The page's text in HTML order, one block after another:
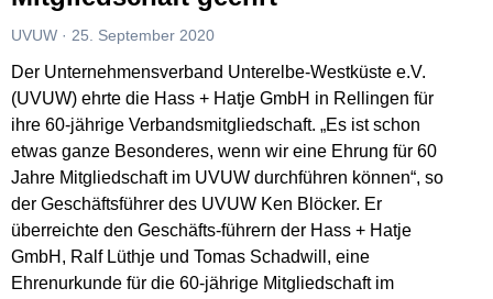
UVUW 25. September 2020
Der Unternehmensverband Unterelbe-Westküste e.V.
(UVUW) ehrte die Hass + Hatje GmbH in Rellingen für
ihre 60-jährige Verbandsmitgliedschaft. „Es ist schon
etwas ganze Besonderes, wenn wir eine Ehrung für 60
Jahre Mitgliedschaft im UVUW durchführen können“, so
der Geschäftsführer des UVUW Ken Blöcker. Er
überreichte den Geschäfts-führern der Hass + Hatje
GmbH, Ralf Lüthje und Tomas Schadwill, eine
Ehrenurkunde für die 60-jährige Mitgliedschaft im